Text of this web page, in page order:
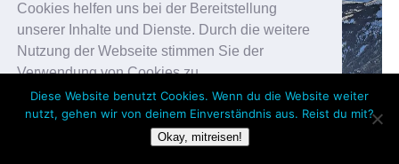
Cookies helfen uns bei der Bereitstellung
unserer Inhalte und Dienste. Durch die weitere
Nutzung der Webseite stimmen Sie der
Verwendung von Cookies zu.
Okay!
Diese Website benutzt Cookies. Wenn du die Website weiter
nutzt, gehen wir von deinem Einverständnis aus. Reist du mit?
Okay, mitreisen!